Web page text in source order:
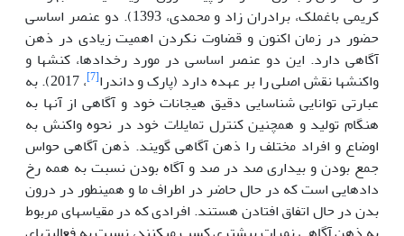
کریمی باغملک، برادران زاد و محمدی، 1393). دو عنصر اساسی
حضور در زمان اکنون و قضاوت نکردن اهمیت زیادی در ذهن
آگاهی دارد. این دو عنصر اساسی در مورد رخدادها، کنش­ها و
واکنش­ها نقش اصلی را بر عهده دارد (پارک و داندرا[7]
، 2017). به
عبارتی توانایی شناسایی دقیق هیجانات خود و آگاهی از آنها به
هنگام تولید و همچنین کنترل تمایلات خود در نحوه واکنش به
اوضاع و افراد مختلف را ذهن آگاهی گویند. ذهن آگاهی حواس
جمع بودن و بیداری صد در صد و آگاه بودن نسبت به همه رخ
دادهایی است که در حال حاضر در اطراف ما و همینطور در درون
بدن در حال اتفاق افتادن هستند. افرادی که در مقیاس­های مربوط